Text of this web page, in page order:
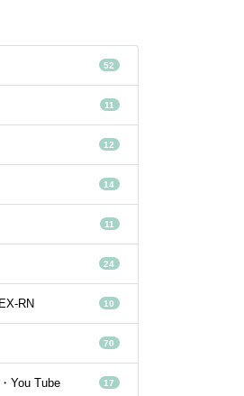
52
11
12
14
11
24
RN 10
70
You Tube 17